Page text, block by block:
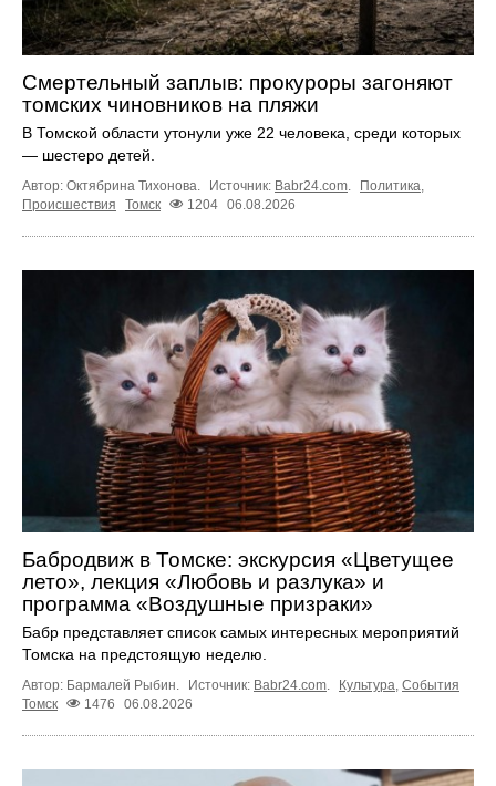
Смертельный заплыв: прокуроры загоняют
томских чиновников на пляжи
В Томской области утонули уже 22 человека, среди которых
— шестеро детей.
Автор: Октябрина Тихонова. Источник: Babr24.com. Политика,
Происшествия
Томск 1204 06.08.2026
Бабродвиж в Томске: экскурсия «Цветущее
лето», лекция «Любовь и разлука» и
программа «Воздушные призраки»
Бабр представляет список самых интересных мероприятий
Томска на предстоящую неделю.
Автор: Бармалей Рыбин. Источник: Babr24.com Культура События
Томск
1476 06.08.2026